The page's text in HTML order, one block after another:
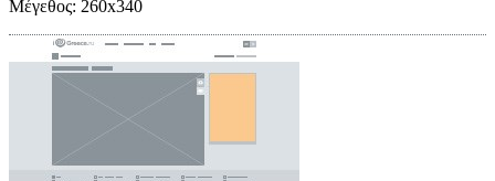
Μέγεθος: 260x340